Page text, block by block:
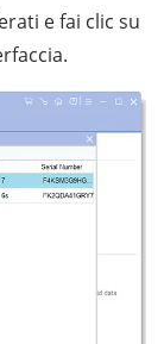
e fai clic su